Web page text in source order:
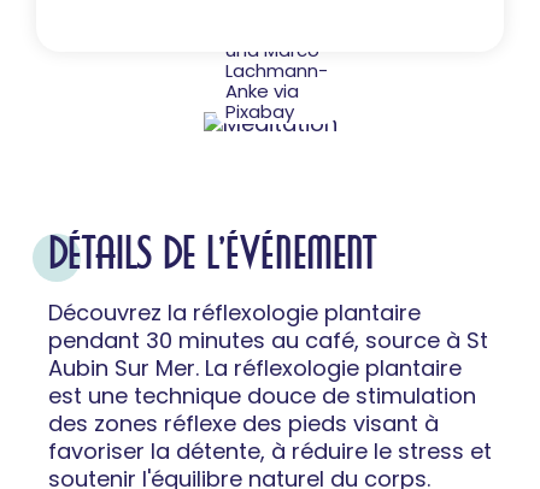
und Marco
Lachmann-
Anke via
Pixabay
DÉTAILS DE L'ÉVÉNEMENT
Découvrez la réflexologie plantaire
pendant 30 minutes au café, source à St
Aubin Sur Mer. La réflexologie plantaire
est une technique douce de stimulation
des zones réflexe des pieds visant à
favoriser la détente, à réduire le stress et
soutenir l'équilibre naturel du corps.